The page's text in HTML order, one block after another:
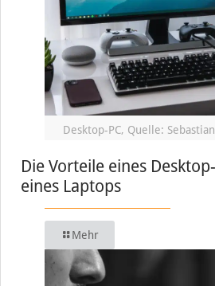
Desktop-PC, Quelle:
Die Vorteile eines
eines Laptops
Mehr